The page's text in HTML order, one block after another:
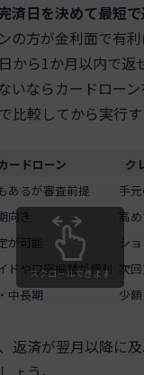
済日を決めて最短
の方が金利面で有
から1か月以内で返
いならカードローン
で比較してから実行す
ードローン
ク
あるが審査前提
手
向き
高
が可能
シ
ドや口座振替が便利 次
中長期 少
スクロールできます
返済が翌月以降に